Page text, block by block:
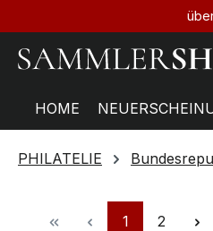
HOME
PHILATELIE
1 2